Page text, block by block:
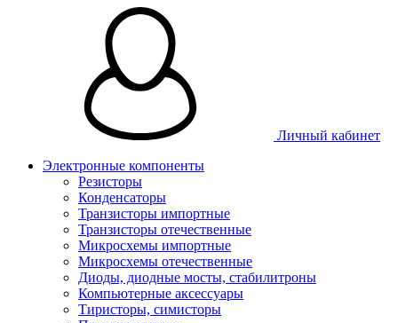
Личный кабинет
Электронные компоненты
Резисторы
Конденсаторы
Транзисторы импортные
Транзисторы отечественные
Микросхемы импортные
Микросхемы отечественные
Диоды, диодные мосты, стабилитроны
Компьютерные аксессуары
Тиристоры, симисторы